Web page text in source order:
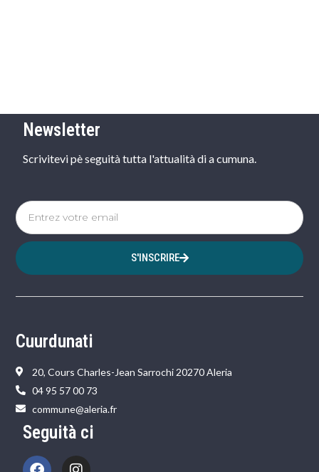
Newsletter
Scrivitevi pè seguità tutta l'attualità di a cumuna.
S'INSCRIRE
Cuurdunati
20, Cours Charles-Jean Sarrochi 20270 Aleria
04 95 57 00 73
commune@aleria.fr
Seguità ci